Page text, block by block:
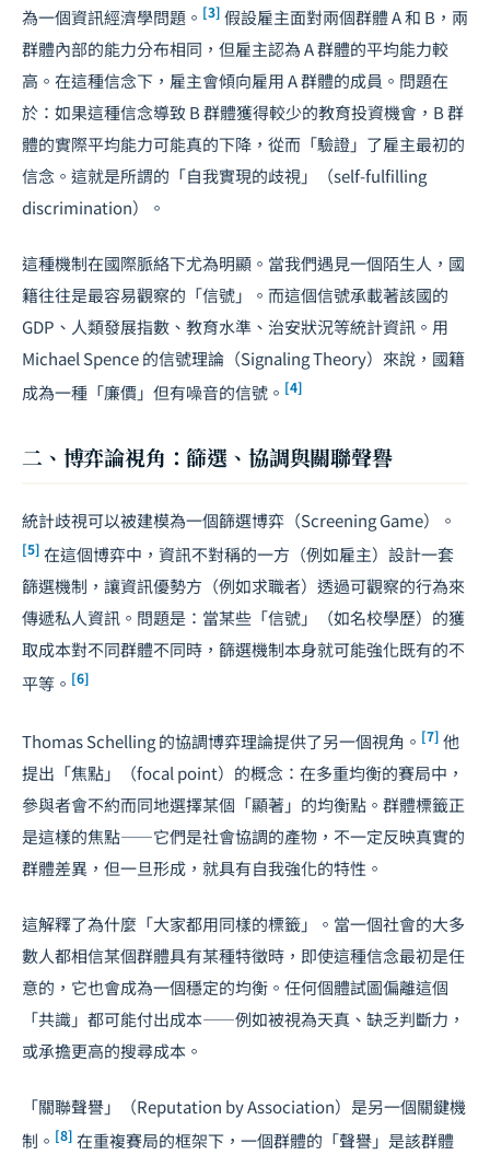
為一個資訊經濟學問題。 [3] 假設雇主面對兩個群體 A 和 B，兩
群體內部的能力分布相同，但雇主認為 A 群體的平均能力較
高。在這種信念下，雇主會傾向雇用 A 群體的成員。問題在
於：如果這種信念導致 B 群體獲得較少的教育投資機會，B 群
體的實際平均能力可能真的下降，從而「驗證」了雇主最初的
信念。這就是所謂的「自我實現的歧視」（self-fulfilling
discrimination）。
這種機制在國際脈絡下尤為明顯。當我們遇見一個陌生人，國
籍往往是最容易觀察的「信號」。而這個信號承載著該國的
GDP、人類發展指數、教育水準、治安狀況等統計資訊。用
Michael Spence 的信號理論（Signaling Theory）來說，國籍
成為一種「廉價」但有噪音的信號。 [4]
二、博弈論視角：篩選、協調與關聯聲譽
統計歧視可以被建模為一個篩選博弈（Screening Game）。
[5] 在這個博弈中，資訊不對稱的一方（例如雇主）設計一套
篩選機制，讓資訊優勢方（例如求職者）透過可觀察的行為來
傳遞私人資訊。問題是：當某些「信號」（如名校學歷）的獲
取成本對不同群體不同時，篩選機制本身就可能強化既有的不
平等。 [6]
Thomas Schelling 的協調博弈理論提供了另一個視角。 [7] 他
提出「焦點」（focal point）的概念：在多重均衡的賽局中，
參與者會不約而同地選擇某個「顯著」的均衡點。群體標籤正
是這樣的焦點——它們是社會協調的產物，不一定反映真實的
群體差異，但一旦形成，就具有自我強化的特性。
這解釋了為什麼「大家都用同樣的標籤」。當一個社會的大多
數人都相信某個群體具有某種特徵時，即使這種信念最初是任
意的，它也會成為一個穩定的均衡。任何個體試圖偏離這個
「共識」都可能付出成本——例如被視為天真、缺乏判斷力，
或承擔更高的搜尋成本。
「關聯聲譽」（Reputation by Association）是另一個關鍵機
制。 [8] 在重複賽局的框架下，一個群體的「聲譽」是該群體